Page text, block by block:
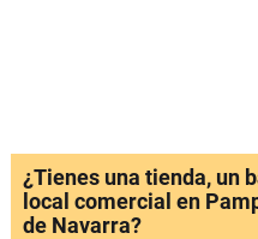
¿Tienes una tienda, un
local comercial en
de Navarra?